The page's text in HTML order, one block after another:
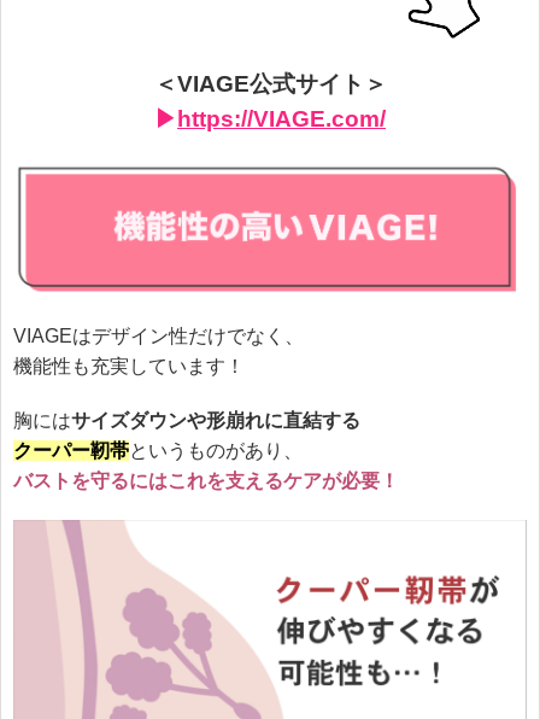
＜VIAGE公式サイト＞
▶︎ https://VIAGE.com/
VIAGEはデザイン性だけでなく、
機能性も充実しています！
胸にはサイズダウンや形崩れに直結する
クーパー靭帯というものがあり、
バストを守るにはこれを支えるケアが必要！